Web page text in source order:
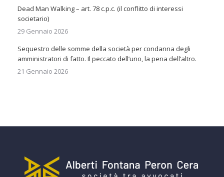
Dead Man Walking – art. 78 c.p.c. (il conflitto di interessi
societario)
29 Gennaio 2026
Sequestro delle somme della società per condanna degli
amministratori di fatto. Il peccato dell’uno, la pena dell’altro.
21 Gennaio 2026